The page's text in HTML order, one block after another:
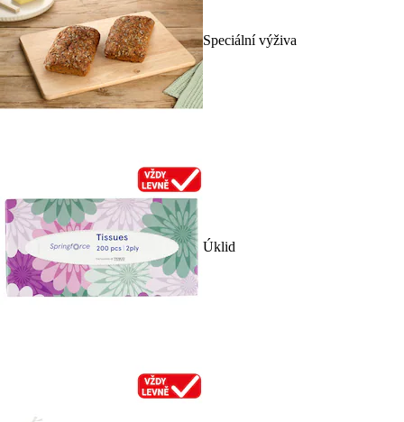
Speciální výživa
Úklid